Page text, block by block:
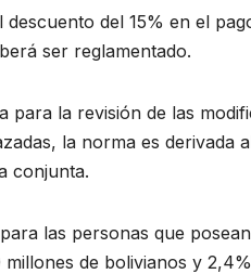
del 15% en el
ser reglamentado.
para la revisión de las
la norma es derivada
conjunta.
las personas que
de bolivianos y